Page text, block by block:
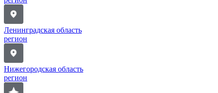
Ленинградская область
регион
Нижегородская область
регион